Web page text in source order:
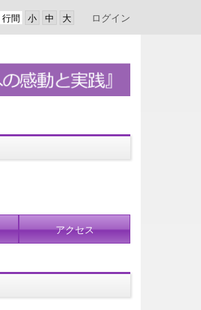
行間 ログイン
アクセス